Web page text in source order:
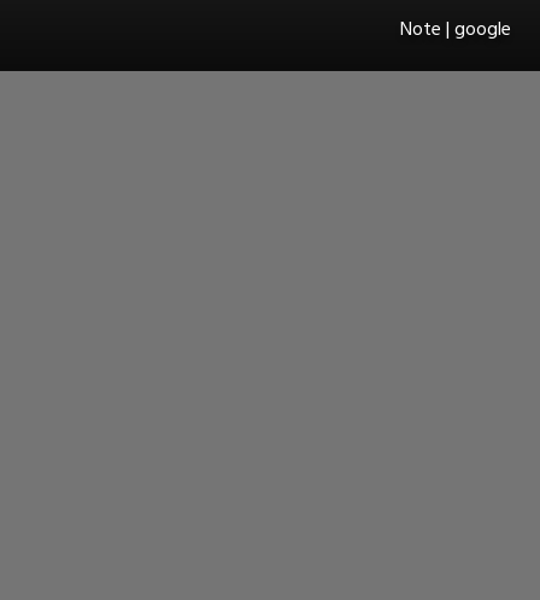
Note | google